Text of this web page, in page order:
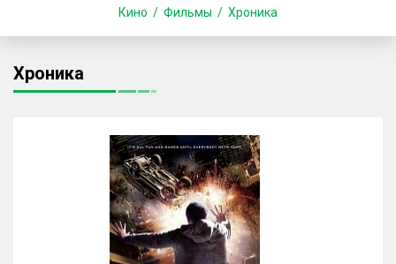
Кино Фильмы Хроника
Хроника